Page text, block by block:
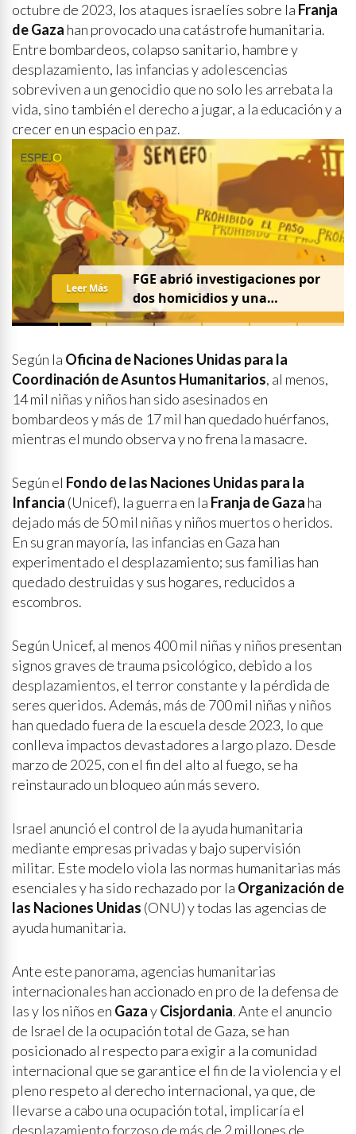
octubre de 2023, los ataques israelíes sobre la Franja
de Gaza han provocado una catástrofe humanitaria.
Entre bombardeos, colapso sanitario, hambre y
desplazamiento, las infancias y adolescencias
sobreviven a un genocidio que no solo les arrebata la
vida, sino también el derecho a jugar, a la educación y a
crecer en un espacio en paz.
FGE abrió investigaciones por
dos homicidios y una
desaparición el 7 de agosto
Leer Más
Según la Oficina de Naciones Unidas para la
Coordinación de Asuntos Humanitarios, al menos,
14 mil niñas y niños han sido asesinados en
bombardeos y más de 17 mil han quedado huérfanos,
mientras el mundo observa y no frena la masacre.
Según el Fondo de las Naciones Unidas para la
Infancia (Unicef), la guerra en la Franja de Gaza ha
dejado más de 50 mil niñas y niños muertos o heridos.
En su gran mayoría, las infancias en Gaza han
experimentado el desplazamiento; sus familias han
quedado destruidas y sus hogares, reducidos a
escombros.
Según Unicef, al menos 400 mil niñas y niños presentan
signos graves de trauma psicológico, debido a los
desplazamientos, el terror constante y la pérdida de
seres queridos. Además, más de 700 mil niñas y niños
han quedado fuera de la escuela desde 2023, lo que
conlleva impactos devastadores a largo plazo. Desde
marzo de 2025, con el fin del alto al fuego, se ha
reinstaurado un bloqueo aún más severo.
Israel anunció el control de la ayuda humanitaria
mediante empresas privadas y bajo supervisión
militar. Este modelo viola las normas humanitarias más
esenciales y ha sido rechazado por la Organización de
las Naciones Unidas (ONU) y todas las agencias de
ayuda humanitaria.
Ante este panorama, agencias humanitarias
internacionales han accionado en pro de la defensa de
las y los niños en GazayCisjordania. Ante el anuncio
de Israel de la ocupación total de Gaza, se han
posicionado al respecto para exigir a la comunidad
internacional que se garantice el fin de la violencia y el
pleno respeto al derecho internacional, ya que, de
llevarse a cabo una ocupación total, implicaría el
desplazamiento forzoso de más de 2 millones de